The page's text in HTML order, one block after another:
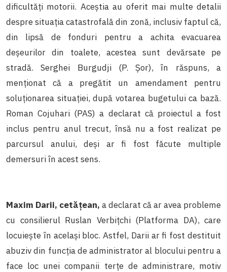
dificultăți motorii. Aceștia au oferit mai multe detalii
despre situația catastrofală din zonă, inclusiv faptul că,
din lipsă de fonduri pentru a achita evacuarea
deșeurilor din toalete, acestea sunt devărsate pe
stradă. Serghei Burgudji (P. Șor), în răspuns, a
menționat că a pregătit un amendament pentru
soluționarea situației, după votarea bugetului ca bază.
Roman Cojuhari (PAS) a declarat că proiectul a fost
inclus pentru anul trecut, însă nu a fost realizat pe
parcursul anului, deși ar fi fost făcute multiple
demersuri în acest sens.
Maxim Darii, cetățean, a declarat că ar avea probleme
cu consilierul Ruslan Verbițchi (Platforma DA), care
locuiește în același bloc. Astfel, Darii ar fi fost destituit
abuziv din funcția de administrator al blocului pentru a
face loc unei companii terțe de administrare, motiv